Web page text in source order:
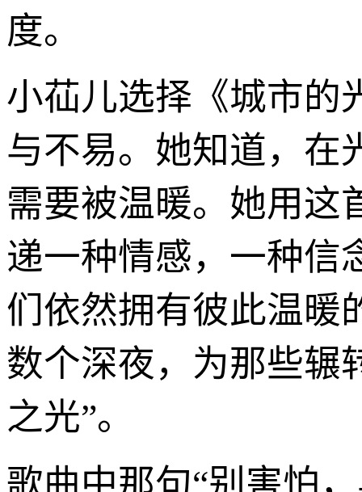
度。
小苮儿选择《城市的
与不易。她知道，在
需要被温暖。她用这
递一种情感，一种
们依然拥有彼此温暖
数个深夜，为那些辗
之光”。